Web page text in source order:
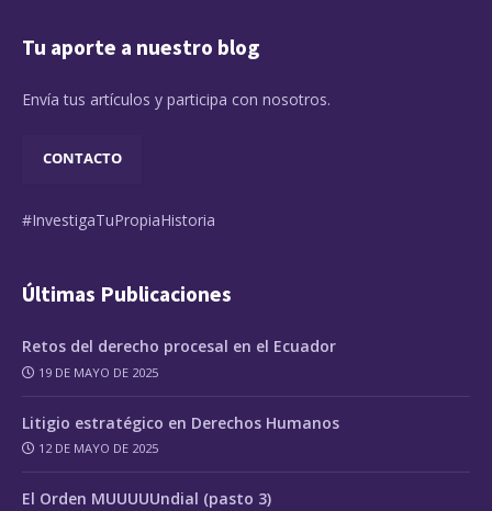
Tu aporte a nuestro blog
Envía tus artículos y participa con nosotros.
CONTACTO
#InvestigaTuPropiaHistoria
Últimas Publicaciones
Retos del derecho procesal en el Ecuador
19 DE MAYO DE 2025
Litigio estratégico en Derechos Humanos
12 DE MAYO DE 2025
El Orden MUUUUUndial (pasto 3)